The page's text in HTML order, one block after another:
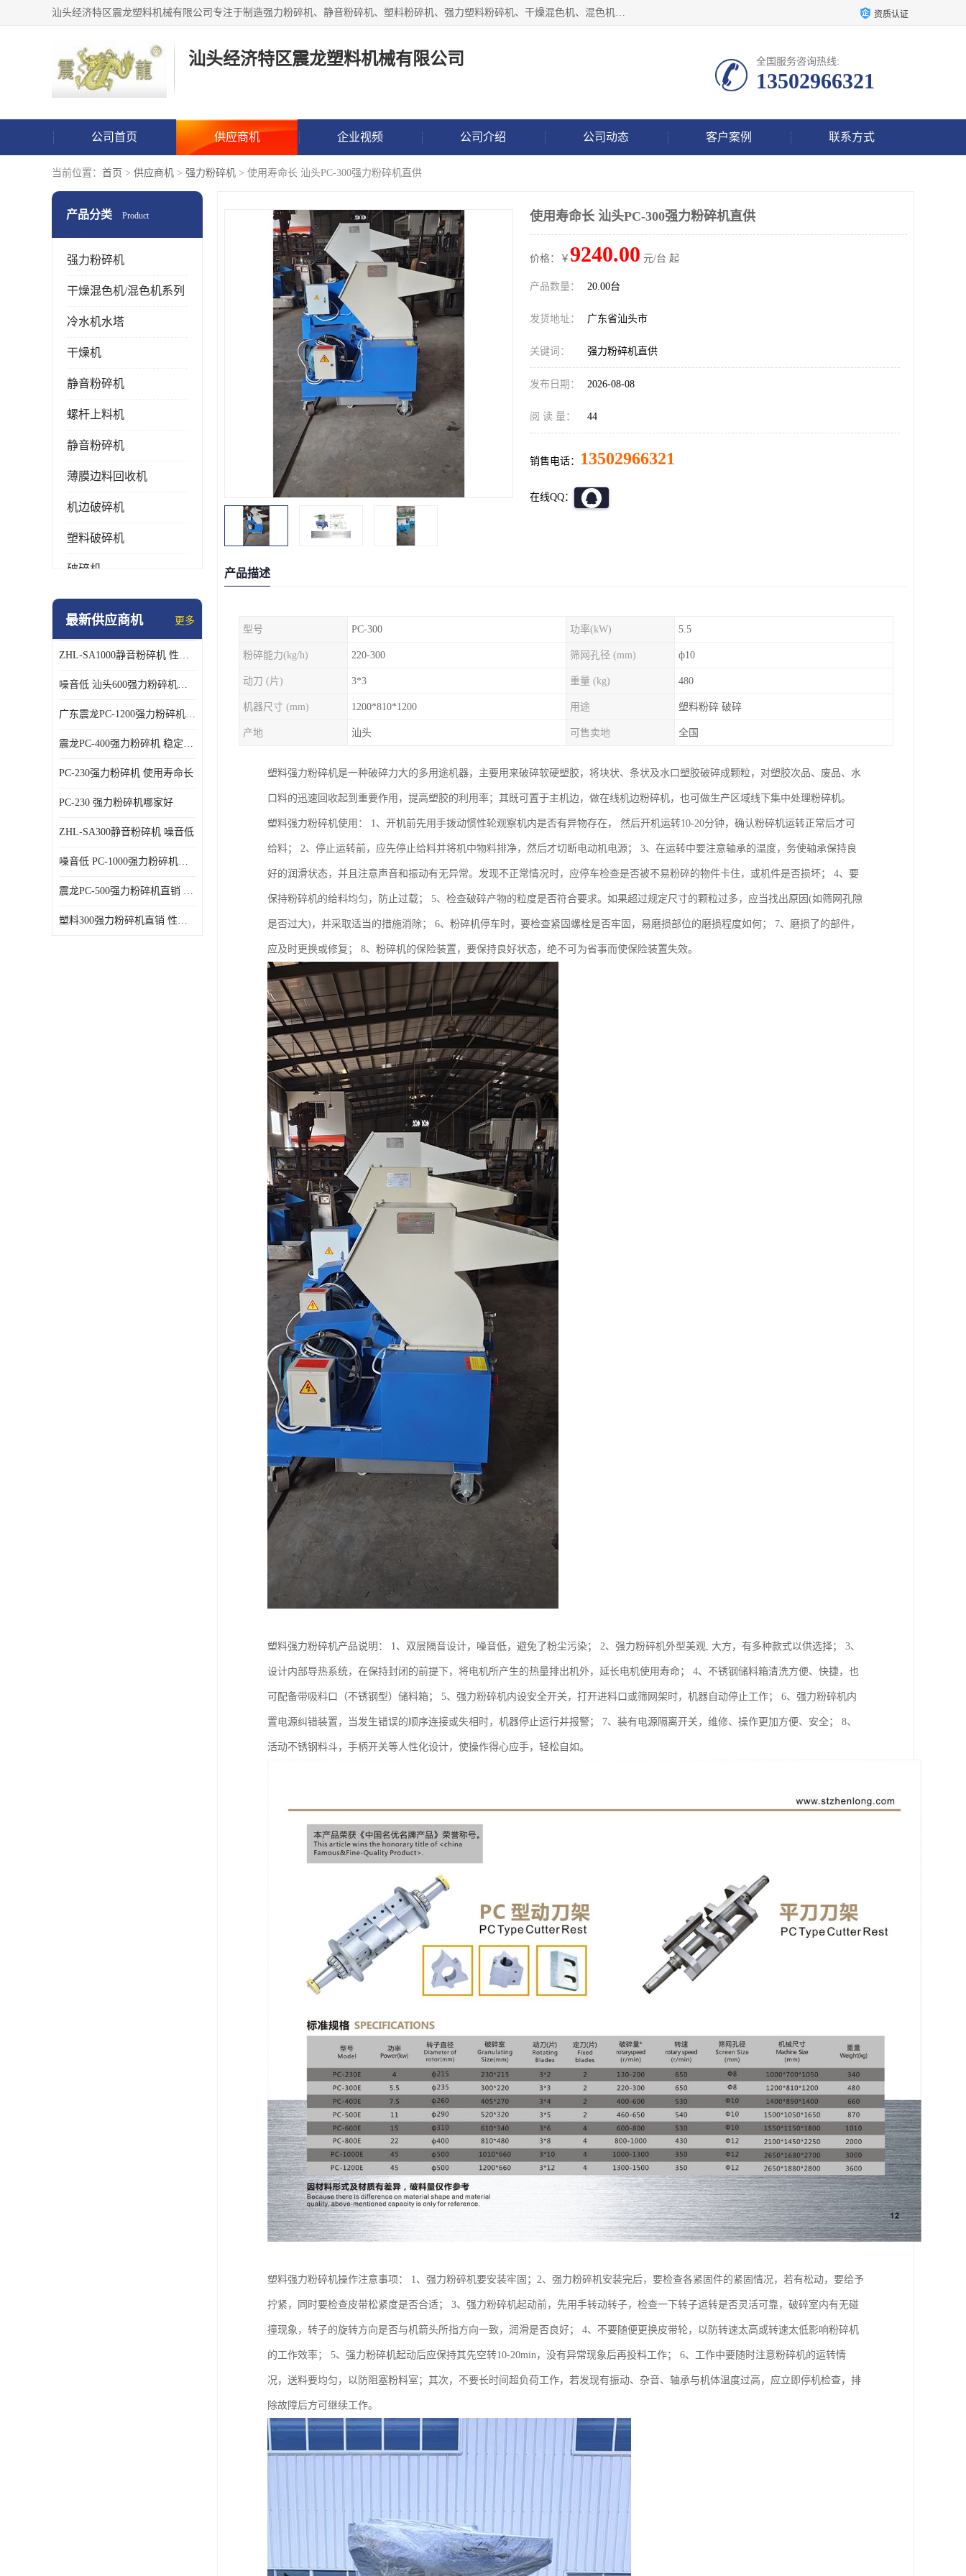
汕头经济特区震龙塑料机械有限公司专注于制造强力粉碎机、静音粉碎机、塑料粉碎机、强力塑料粉碎机、干燥混色机、混色机、冷水机、上料机等塑料辅助机械。 资质认证
汕头经济特区震龙塑料机械有限公司 全国服务咨询热线:
13502966321
公司首页 供应商机 企业视频 公司介绍 公司动态 客户案例 联系方式
当前位置： 首页 > 供应商机 > 强力粉碎机 > 使用寿命长 汕头PC-300强力粉碎机直供
产品分类 Product
强力粉碎机
干燥混色机/混色机系列
冷水机水塔
干燥机
静音粉碎机
螺杆上料机
静音粉碎机
薄膜边料回收机
机边破碎机
塑料破碎机
破碎机
强力粉碎机
最新供应商机 更多
ZHL-SA1000静音粉碎机 性能稳定
噪音低 汕头600强力粉碎机直供
广东震龙PC-1200强力粉碎机 物超所值
震龙PC-400强力粉碎机 稳定性好
PC-230强力粉碎机 使用寿命长
PC-230 强力粉碎机哪家好
ZHL-SA300静音粉碎机 噪音低
噪音低 PC-1000强力粉碎机直供
震龙PC-500强力粉碎机直销 性价比高
塑料300强力粉碎机直销 性价比高
使用寿命长 汕头PC-300强力粉碎机直供
价格：￥ 9240.00 元/台 起
产品数量： 20.00台
发货地址： 广东省汕头市
关键词： 强力粉碎机直供
发布日期： 2026-08-08
阅 读 量： 44
销售电话： 13502966321
在线QQ：
产品描述
型号 PC-300 功率(kW) 5.5
粉碎能力(kg/h) 220-300 筛网孔径 (mm) ф10
动刀 (片) 3*3 重量 (kg) 480
机器尺寸 (mm) 1200*810*1200 用途 塑料粉碎 破碎
产地 汕头 可售卖地 全国
塑料强力粉碎机是一种破碎力大的多用途机器，主要用来破碎软硬塑胶，将块状、条状及水口塑胶破碎成颗粒，对塑胶次品、废品、水
口料的迅速回收起到重要作用，提高塑胶的利用率；其既可置于主机边，做在线机边粉碎机，也可做生产区域线下集中处理粉碎机。
塑料强力粉碎机使用： 1、开机前先用手拨动惯性轮观察机内是否有异物存在， 然后开机运转10-20分钟，确认粉碎机运转正常后才可
给料； 2、停止运转前，应先停止给料并将机中物料排净，然后才切断电动机电源； 3、在运转中要注意轴承的温度，务使轴承保持良
好的润滑状态，并且注意声音和振动有无异常。发现不正常情况时，应停车检查是否被不易粉碎的物件卡住，或机件是否损坏； 4、要
保持粉碎机的给料均匀，防止过载； 5、检查破碎产物的粒度是否符合要求。如果超过规定尺寸的颗粒过多，应当找出原因(如筛网孔隙
是否过大)，并采取适当的措施消除； 6、粉碎机停车时，要检查紧固螺栓是否牢固，易磨损部位的磨损程度如何； 7、磨损了的部件，
应及时更换或修复； 8、粉碎机的保险装置，要保持良好状态，绝不可为省事而使保险装置失效。
塑料强力粉碎机产品说明： 1、双层隔音设计，噪音低，避免了粉尘污染； 2、强力粉碎机外型美观, 大方，有多种款式以供选择； 3、
设计内部导热系统，在保持封闭的前提下，将电机所产生的热量排出机外，延长电机使用寿命； 4、不锈钢储料箱清洗方便、快捷，也
可配备带吸料口（不锈钢型）储料箱； 5、强力粉碎机内设安全开关，打开进料口或筛网架时，机器自动停止工作； 6、强力粉碎机内
置电源纠错装置，当发生错误的顺序连接或失相时，机器停止运行并报警； 7、装有电源隔离开关，维修、操作更加方便、安全； 8、
活动不锈钢料斗，手柄开关等人性化设计，使操作得心应手，轻松自如。
塑料强力粉碎机操作注意事项： 1、强力粉碎机要安装牢固；2、强力粉碎机安装完后，要检查各紧固件的紧固情况，若有松动，要给予
拧紧，同时要检查皮带松紧度是否合适； 3、强力粉碎机起动前，先用手转动转子，检查一下转子运转是否灵活可靠，破碎室内有无碰
撞现象，转子的旋转方向是否与机箭头所指方向一致，润滑是否良好； 4、不要随便更换皮带轮，以防转速太高或转速太低影响粉碎机
的工作效率； 5、强力粉碎机起动后应保持其先空转10-20min，没有异常现象后再投料工作； 6、工作中要随时注意粉碎机的运转情
况，送料要均匀，以防阻塞粉料室；其次，不要长时间超负荷工作，若发现有振动、杂音、轴承与机体温度过高，应立即停机检查，排
除故障后方可继续工作。